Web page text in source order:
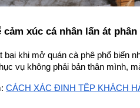
cảm xúc cá nhân lấn át
bại khi mở quán cà phê phổ biến
vụ không phải bản thân mình,
CÁCH XÁC ĐỊNH TỆP KHÁCH